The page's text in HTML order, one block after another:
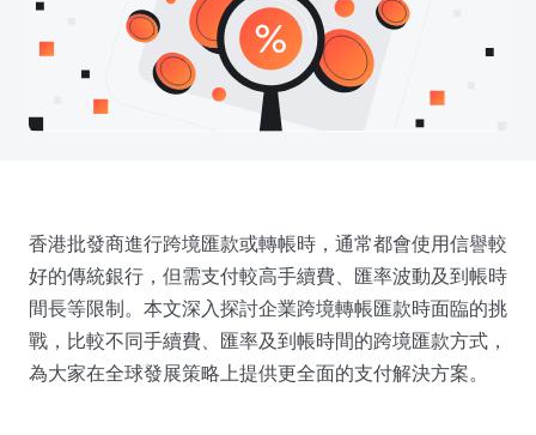
香港批發商進行跨境匯款或轉帳時，通常都會使用信譽較
好的傳統銀行，但需支付較高手續費、匯率波動及到帳時
間長等限制。本文深入探討企業跨境轉帳匯款時面臨的挑
戰，比較不同手續費、匯率及到帳時間的跨境匯款方式，
為大家在全球發展策略上提供更全面的支付解決方案。